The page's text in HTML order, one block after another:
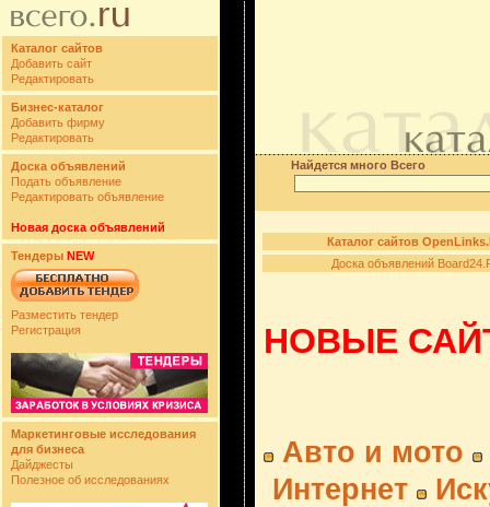
Каталог сайтов
Добавить сайт
Редактировать
Бизнес-каталог
Добавить фирму
Редактировать
Доска объявлений
Подать объявление
Редактировать объявление
Новая доска объявлений
Тендеры NEW
Разместить тендер
Регистрация
Маркетинговые исследования
для бизнеса
Дайджесты
Полезное об исследованиях
Найдется много Всего
Каталог сайтов
Доска объявлений
НОВЫЕ
Авто и мото
Интернет